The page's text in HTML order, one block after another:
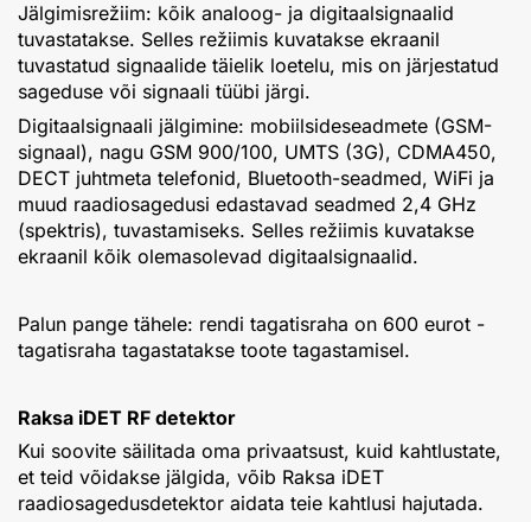
Jälgimisrežiim: kõik analoog- ja digitaalsignaalid
tuvastatakse. Selles režiimis kuvatakse ekraanil
tuvastatud signaalide täielik loetelu, mis on järjestatud
sageduse või signaali tüübi järgi.
Digitaalsignaali jälgimine: mobiilsideseadmete (GSM-
signaal), nagu GSM 900/100, UMTS (3G), CDMA450,
DECT juhtmeta telefonid, Bluetooth-seadmed, WiFi ja
muud raadiosagedusi edastavad seadmed 2,4 GHz
(spektris), tuvastamiseks. Selles režiimis kuvatakse
ekraanil kõik olemasolevad digitaalsignaalid.
Palun pange tähele: rendi tagatisraha on 600 eurot -
tagatisraha tagastatakse toote tagastamisel.
Raksa iDET RF detektor
Kui soovite säilitada oma privaatsust, kuid kahtlustate,
et teid võidakse jälgida, võib Raksa iDET
raadiosagedusdetektor aidata teie kahtlusi hajutada.